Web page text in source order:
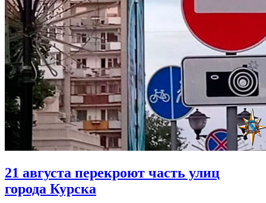
21 августа перекроют часть улиц
города Курска